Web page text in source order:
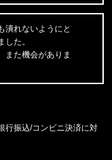
ざいます。
います。
潰れないようにと
た。
また機会がありま
行振込/コンビニ決済に対